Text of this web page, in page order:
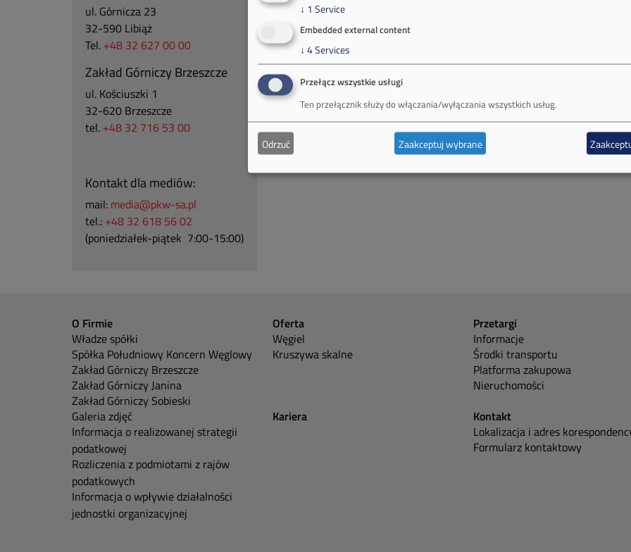
ul. Górnicza 23
32-590 Libiąż
Tel. +48 32 627 00 00
Zakład Górniczy Brzeszcze
ul. Kościuszki 1
32-620 Brzeszcze
tel. +48 32 716 53 00
Kontakt dla mediów:
mail: media@pkw-sa.pl
tel.: +48 32 618 56 02
(poniedziałek-piątek 7:00-15:00)
O Firmie
Władze spółki
Spółka Południowy Koncern Węglowy
Zakład Górniczy Brzeszcze
Zakład Górniczy Janina
Zakład Górniczy Sobieski
Galeria zdjęć
Informacja o realizowanej strategii
podatkowej
Rozliczenia z podmiotami z rajów
podatkowych
Informacja o wpływie działalności
jednostki organizacyjnej
Oferta
Węgiel
Kruszywa skalne
Przetargi
Informacje
Środki transportu
Platforma zakupowa
Nieruchomości
Kariera
Kontakt
Lokalizacja i adres
Formularz kontaktowy
↓ 1 Service
Embedded external content
↓ 4Services
Przełącz wszystkie usługi
Ten przełącznik służy do włączania/wyłączania wszystkich usług.
Odrzuć Zaakceptuj wybrane